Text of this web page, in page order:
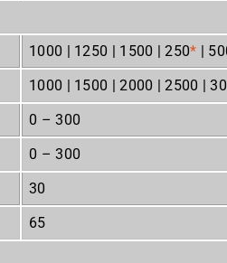
1000 | 1250 | 1500 | 250* |
1000 | 1500 | 2000 | 2500 |
0 – 300
0 – 300
65